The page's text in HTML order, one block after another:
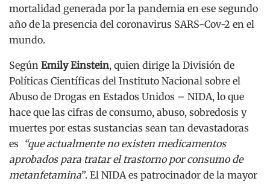
mortalidad generada por la pandemia en ese segundo
año de la presencia del coronavirus SARS-Cov-2 en el
mundo.
Según Emily Einstein, quien dirige la División de
Políticas Científicas del Instituto Nacional sobre el
Abuso de Drogas en Estados Unidos – NIDA, lo que
hace que las cifras de consumo, abuso, sobredosis y
muertes por estas sustancias sean tan devastadoras
es “que actualmente no existen medicamentos
aprobados para tratar el trastorno por consumo de
metanfetamina”. El NIDA es patrocinador de la mayor